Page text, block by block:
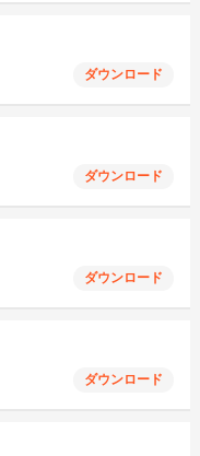
ダウンロード
ダウンロード
ダウンロード
ダウンロード